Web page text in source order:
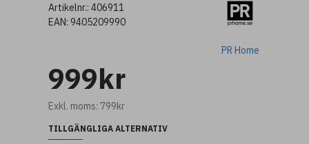
999kr
Exkl. moms: 799kr
Artikelnr.: 406911
EAN: 9405209990
PR Home
TILLGÄNGLIGA ALTERNATIV